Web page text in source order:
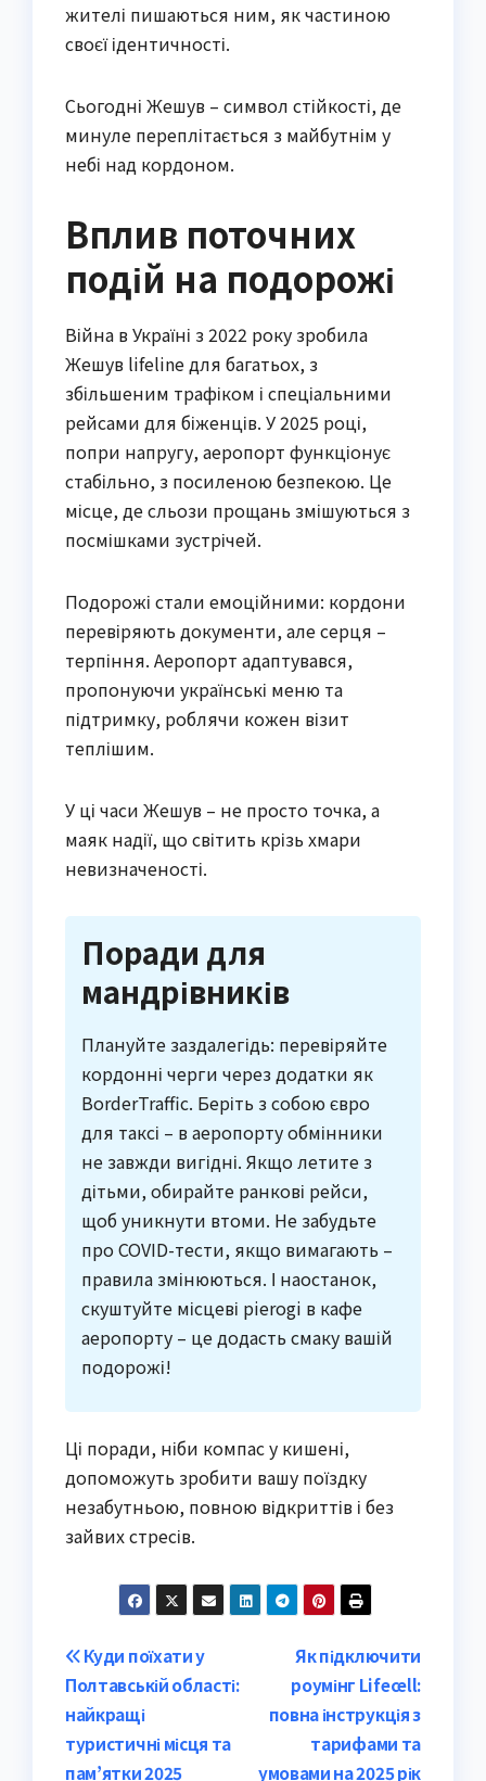
жителі пишаються ним, як частиною
своєї ідентичності.
Сьогодні Жешув – символ стійкості, де
минуле переплітається з майбутнім у
небі над кордоном.
Вплив поточних
подій на подорожі
Війна в Україні з 2022 року зробила
Жешув lifeline для багатьох, з
збільшеним трафіком і спеціальними
рейсами для біженців. У 2025 році,
попри напругу, аеропорт функціонує
стабільно, з посиленою безпекою. Це
місце, де сльози прощань змішуються з
посмішками зустрічей.
Подорожі стали емоційними: кордони
перевіряють документи, але серця –
терпіння. Аеропорт адаптувався,
пропонуючи українські меню та
підтримку, роблячи кожен візит
теплішим.
У ці часи Жешув – не просто точка, а
маяк надії, що світить крізь хмари
невизначеності.
Поради для
мандрівників
Плануйте заздалегідь: перевіряйте
кордонні черги через додатки як
BorderTraffic. Беріть з собою євро
для таксі – в аеропорту обмінники
не завжди вигідні. Якщо летите з
дітьми, обирайте ранкові рейси,
щоб уникнути втоми. Не забудьте
про COVID-тести, якщо вимагають –
правила змінюються. І наостанок,
скуштуйте місцеві pierogi в кафе
аеропорту – це додасть смаку вашій
подорожі!
Ці поради, ніби компас у кишені,
допоможуть зробити вашу поїздку
незабутньою, повною відкриттів і без
зайвих стресів.
Post
navigation
Як підключити
роумінг Lifecell:
повна інструкція з
тарифами та
умовами на 2025 рік
Куди поїхати у
Полтавській області:
найкращі
туристичні місця та
пам’ятки 2025